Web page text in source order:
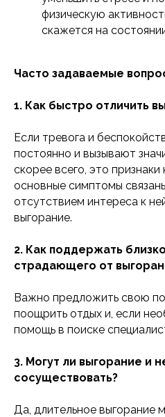
физическую
скажется на
Часто задаваемые
1. Как быстро отличить
Если тревога и
постоянно и вызывают
скорее всего, это
основные симптомы
отсутствием интереса к
выгорание.
2. Как поддержать
страдающего от
Важно предложить свою
поощрить отдых и, если
помощь в поиске
3. Могут ли выгорание и
сосуществовать?
Да, длительное выгорание
организации
Политика конфиденциальности
Публичная оферта
Политика в отношении
данных
Политика обработки файлов